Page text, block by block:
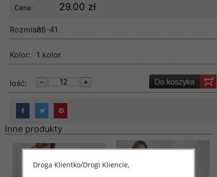
Cena: 29.00 zł
Rozmiar:36-41
Kolor: 1 kolor
lość:
Inne produkty
Droga Klientko/Drogi Kliencie,